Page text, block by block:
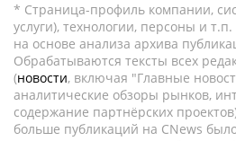
* Страница-профиль компании,
услуги), технологии, персоны и
на основе анализа архива
Обрабатываются тексты всех
(новости, включая "Главные
аналитические обзоры рынков,
содержание партнёрских
больше публикаций на CNews